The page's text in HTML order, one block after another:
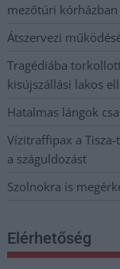
mezőtúri
Átszervezi
Tragédiába
kisújszállási lakos
Hatalmas lángok
Vízitraffipax a
a száguldozást
Szolnokra is
Elérhetőség